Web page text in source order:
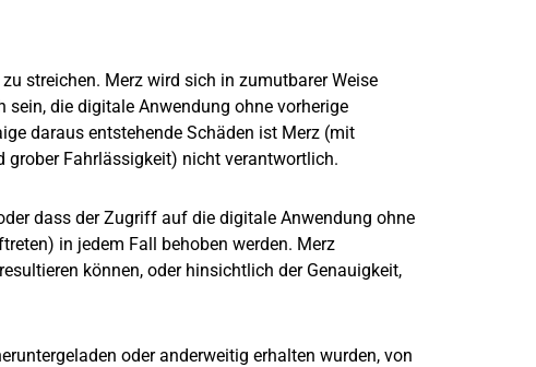
streichen. Merz wird sich in zumutbarer Weise
die digitale Anwendung ohne vorherige
daraus entstehende Schäden ist Merz (mit
grober Fahrlässigkeit) nicht verantwortlich.
dass der Zugriff auf die digitale Anwendung ohne
in jedem Fall behoben werden. Merz
können, oder hinsichtlich der Genauigkeit,
oder anderweitig erhalten wurden, von